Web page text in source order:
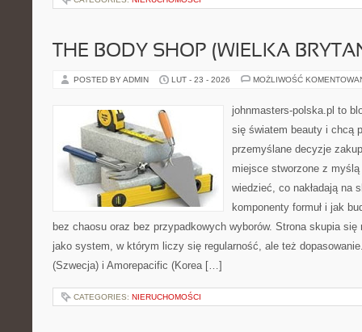
THE BODY SHOP (WIELKA
POSTED BY ADMIN LUT - 23 - 2026 MOŻLIWOŚĆ
johnmasters-polska.pl to
się światem beauty i chcą
przemyślane decyzje
miejsce stworzone z
wiedzieć, co nakładają na
komponenty formuł i jak
bez chaosu oraz bez przypadkowych wyborów. Strona skupia się
jako system, w którym liczy się regularność, ale też
(Szwecja) i Amorepacific (Korea […]
CATEGORIES: NIERUCHOMOŚCI